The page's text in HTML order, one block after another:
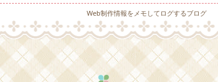
Web制作情報をメモしてログするブログ